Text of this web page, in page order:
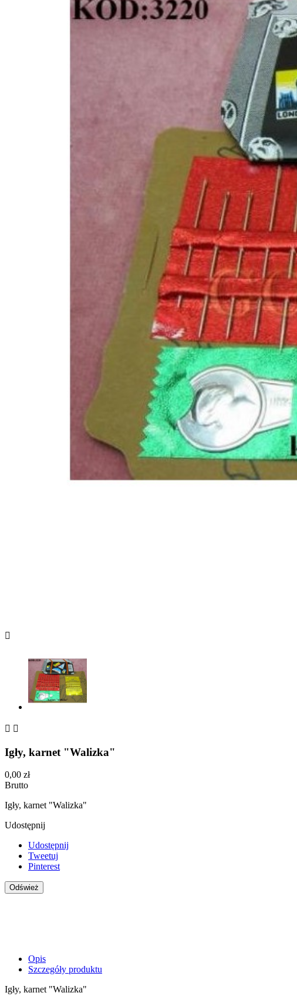

 
Igły, karnet "Walizka"
0,00 zł
Brutto
Igły, karnet "Walizka"
Udostępnij
Udostępnij
Tweetuj
Pinterest
Opis
Szczegóły produktu
Igły, karnet "Walizka"